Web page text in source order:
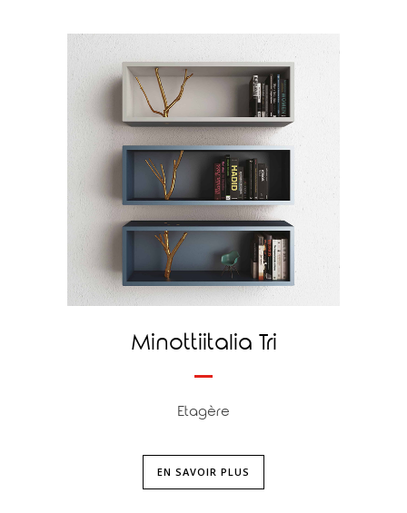
Minottiitalia Tri
Etagère
EN SAVOIR PLUS